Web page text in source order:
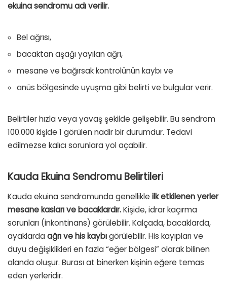
ekuina sendromu adı verilir.
Bel ağrısı,
bacaktan aşağı yayılan ağrı,
mesane ve bağırsak kontrolünün kaybı ve
anüs bölgesinde uyuşma gibi belirti ve bulgular verir.
Belirtiler hızla veya yavaş şekilde gelişebilir. Bu sendrom
100.000 kişide 1 görülen nadir bir durumdur. Tedavi
edilmezse kalıcı sorunlara yol açabilir.
Kauda Ekuina Sendromu Belirtileri
Kauda ekuina sendromunda genellikle ilk etkilenen yerler
mesane kasları ve bacaklardır.Kişide, idrar kaçırma
sorunları (inkontinans) görülebilir. Kalçada, bacaklarda,
ayaklarda ağrı ve his kaybıgörülebilir. His kayıpları ve
duyu değişiklikleri en fazla “eğer bölgesi” olarak bilinen
alanda oluşur. Burası at binerken kişinin eğere temas
eden yerleridir.